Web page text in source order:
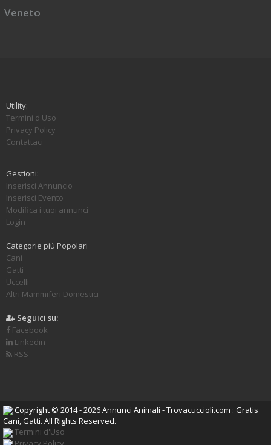
Veneto
Utility:
Termini d'Uso
Privacy Policy
Contattaci
Gestioni:
Inserisci Annuncio
Inserisci Evento
Modifica i tuoi annunci
Login
Categorie più Popolari
Cani
Gatti
Uccelli
Altri Mammiferi Domestici
Seguici su:
Facebook
Linkedin
RSS
Copyright © 2014 - 2026 Annunci Animali - Trovacuccioli.com : Gratis
Cani, Gatti. All Rights Reserved.
Termini d'Uso